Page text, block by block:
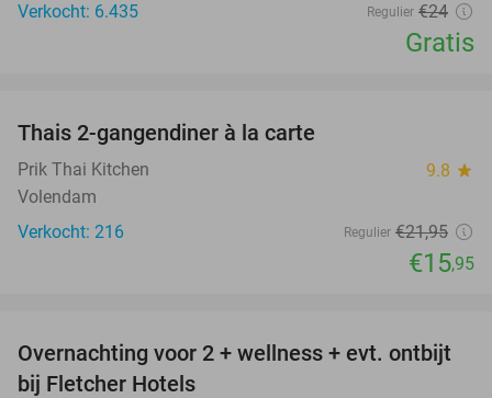
Verkocht: 6.435
Regulier €24
Gratis
Thais 2-gangendiner à la carte
Prik Thai Kitchen 9.8 star
Volendam
Verkocht: 216
Regulier €21,95
€15,95
55%
Overnachting voor 2 + wellness + evt. ontbijt
bij Fletcher Hotels